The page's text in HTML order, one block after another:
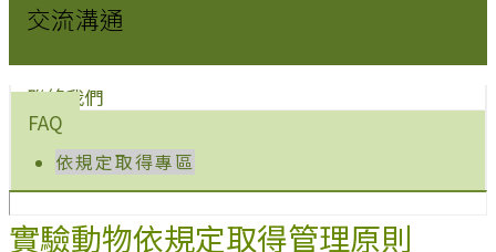
交流溝通
聯絡我們
FAQ
依規定取得專區
實驗動物依規定取得管理原則